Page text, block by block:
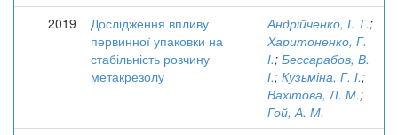
2019
Дослідження впливу
первинної упаковки на
стабільність розчину
метакрезолу
Андрійченко, І. Т.;
Харитоненко, Г.
І.; Бессарабов, В.
І.; Кузьміна, Г. І.;
Вахітова, Л. М.;
Гой, А. М.